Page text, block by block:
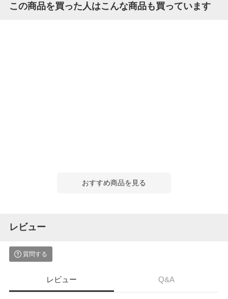
この商品を買った人はこんな商品も買っています
おすすめ商品を見る
レビュー
質問する
レビュー Q&A